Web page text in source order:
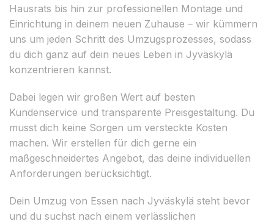
Hausrats bis hin zur professionellen Montage und
Einrichtung in deinem neuen Zuhause – wir kümmern
uns um jeden Schritt des Umzugsprozesses, sodass
du dich ganz auf dein neues Leben in Jyväskylä
konzentrieren kannst.
Dabei legen wir großen Wert auf besten
Kundenservice und transparente Preisgestaltung. Du
musst dich keine Sorgen um versteckte Kosten
machen. Wir erstellen für dich gerne ein
maßgeschneidertes Angebot, das deine individuellen
Anforderungen berücksichtigt.
Dein Umzug von Essen nach Jyväskylä steht bevor
und du suchst nach einem verlässlichen